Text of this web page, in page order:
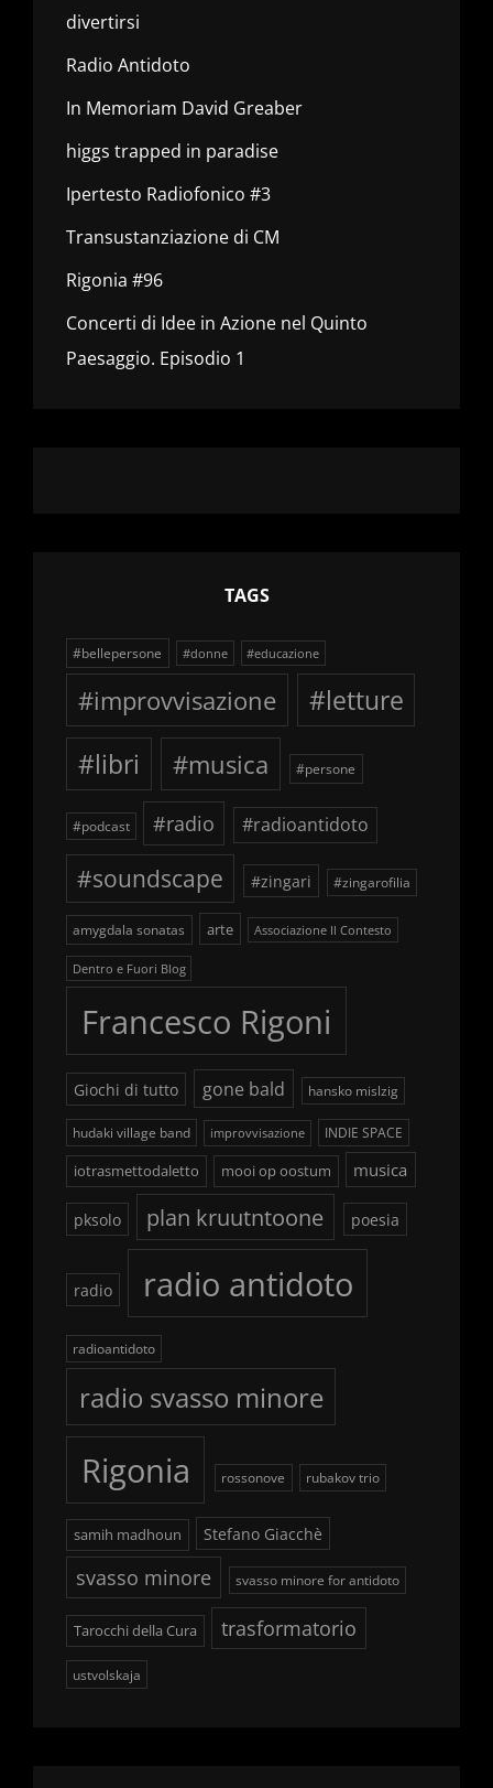
divertirsi
Radio Antidoto
In Memoriam David Greaber
higgs trapped in paradise
Ipertesto Radiofonico #3
Transustanziazione di CM
Rigonia #96
Concerti di Idee in Azione nel Quinto
Paesaggio. Episodio 1
TAGS
#bellepersone #donne #educazione
#improvvisazione
#letture
#libri
#musica #persone
#podcast #radio #radioantidoto
#soundscape #zingari #zingarofilia
amygdala sonatas arte Associazione Il Contesto
Dentro e Fuori Blog
Francesco Rigoni
Giochi di tutto gone bald hansko mislzig
hudaki village band improvvisazione INDIE SPACE
iotrasmettodaletto mooi op oostum musica
pksolo plan kruutntoone poesia
radio radio antidoto
radioantidoto
radio svasso minore
Rigonia rossonove rubakov trio
samih madhoun Stefano Giacchè
svasso minore svasso minore for antidoto
Tarocchi della Cura trasformatorio
ustvolskaja